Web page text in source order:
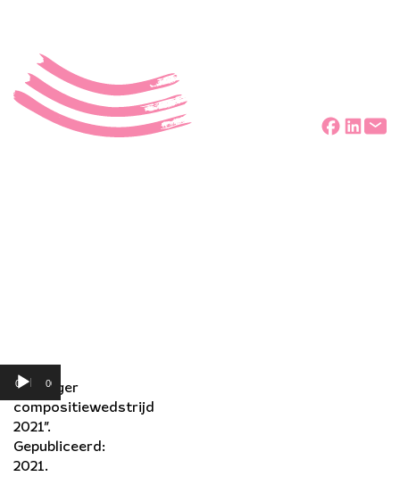
00:00 00:00
“Stranger
compositiewedstrijd
2021”.
Gepubliceerd:
2021.